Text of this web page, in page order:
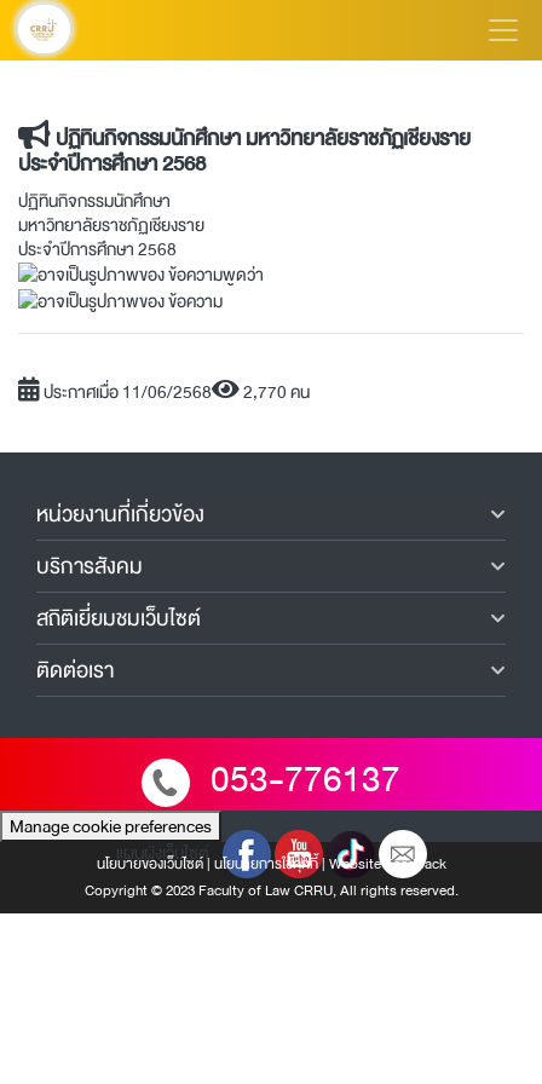
ปฏิทินกิจกรรมนักศึกษา มหาวิทยาลัยราชภัฏเชียงราย
ประจำปีการศึกษา 2568
ปฏิทินกิจกรรมนักศึกษา
มหาวิทยาลัยราชภัฏเชียงราย
ประจำปีการศึกษา 2568
ประกาศเมื่อ 11/06/2568 2,770 คน
หน่วยงานที่เกี่ยวข้อง
บริการสังคม
สถิติเยี่ยมชมเว็บไซต์
ติดต่อเรา
053-776137
แผนผังเว็บไซต์
Manage cookie preferences
นโยบายของเว็บไซต์| นโยบายการใช้คุกกี้| Website Feedback
Copyright © 2023 Faculty of Law CRRU, All rights reserved.